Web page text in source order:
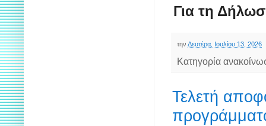
Για τη
την Δευτέρα, Ιουλίου 13, 2026
Κατηγορία
Τελετή